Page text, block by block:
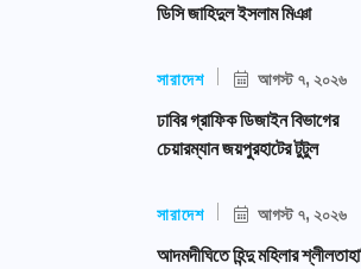
ডিসি জাহিদুল ইসলাম মিঞা
সারাদেশ আগস্ট ৭, ২০২৬
ঢাবির গ্রাফিক ডিজাইন বিভাগের
চেয়ারম্যান জয়পুরহাটের টুটুল
সারাদেশ আগস্ট ৭, ২০২৬
আদমদীঘিতে হিন্দু মহিলার